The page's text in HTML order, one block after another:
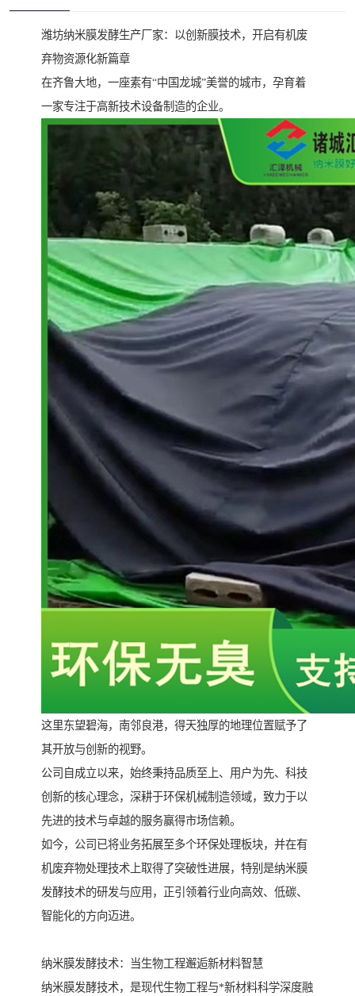
潍坊纳米膜发酵生产厂家：以创新膜技术，开启有机废
弃物资源化新篇章
在齐鲁大地，一座素有“中国龙城”美誉的城市，孕育着
一家专注于高新技术设备制造的企业。
这里东望碧海，南邻良港，得天独厚的地理位置赋予了
其开放与创新的视野。
公司自成立以来，始终秉持品质至上、用户为先、科技
创新的核心理念，深耕于环保机械制造领域，致力于以
先进的技术与卓越的服务赢得市场信赖。
如今，公司已将业务拓展至多个环保处理板块，并在有
机废弃物处理技术上取得了突破性进展，特别是纳米膜
发酵技术的研发与应用，正引领着行业向高效、低碳、
智能化的方向迈进。
纳米膜发酵技术：当生物工程邂逅新材料智慧
纳米膜发酵技术，是现代生物工程与*新材料科学深度融